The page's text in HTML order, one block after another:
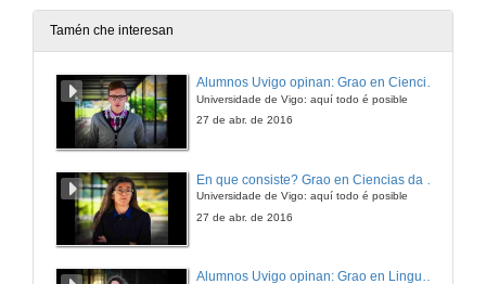
20 de out. de 2023
Conferencia
Conferencia
Tamén che interesan
Alumnos Uvigo opinan: Grao en Ciencias da Linguaxe e Estudos Literarios
Universidade de Vigo: aquí todo é posible
27 de abr. de 2016
Universidade de Vigo: aquí todo é posible
27 de abr. de 2016
Alumnos Uvigo opinan: Grao en Linguas Estranxeiras